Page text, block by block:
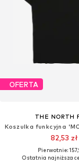
OFERTA
THE NORTH
82,53 zł
Pierwotnie:
Ostatnia najniższa